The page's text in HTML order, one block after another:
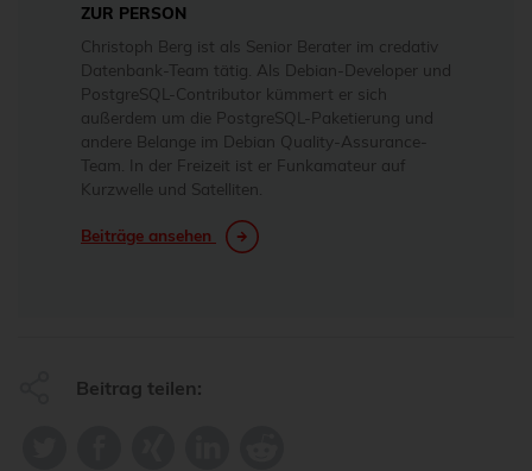
ZUR PERSON
Christoph Berg ist als Senior Berater im credativ
Datenbank-Team tätig. Als Debian-Developer und
PostgreSQL-Contributor kümmert er sich
außerdem um die PostgreSQL-Paketierung und
andere Belange im Debian Quality-Assurance-
Team. In der Freizeit ist er Funkamateur auf
Kurzwelle und Satelliten.
Beiträge ansehen
Beitrag teilen: